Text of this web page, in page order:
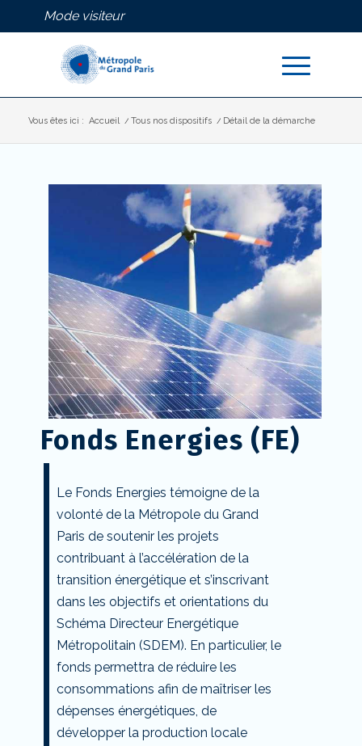
to
à
navigation
Fenêtre
Mode visiteur
Vous êtes ici : Accueil / Tous nos dispositifs / Détail de la démarche
Détail de la démarche
Fonds Energies (FE)
Le Fonds Energies témoigne de la
volonté de la Métropole du Grand
Paris de soutenir les projets
contribuant à l’accélération de la
transition énergétique et s’inscrivant
dans les objectifs et orientations du
Schéma Directeur Energétique
Métropolitain (SDEM). En particulier, le
fonds permettra de réduire les
consommations afin de maîtriser les
dépenses énergétiques, de
développer la production locale